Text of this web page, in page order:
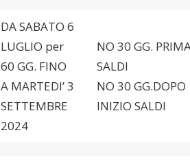
DA SABATO 6
LUGLIO per
60 GG. FINO
A MARTEDI’ 3
SETTEMBRE
2024
NO 30 GG.
NO 30 GG.DOPO
INIZIO SALDI